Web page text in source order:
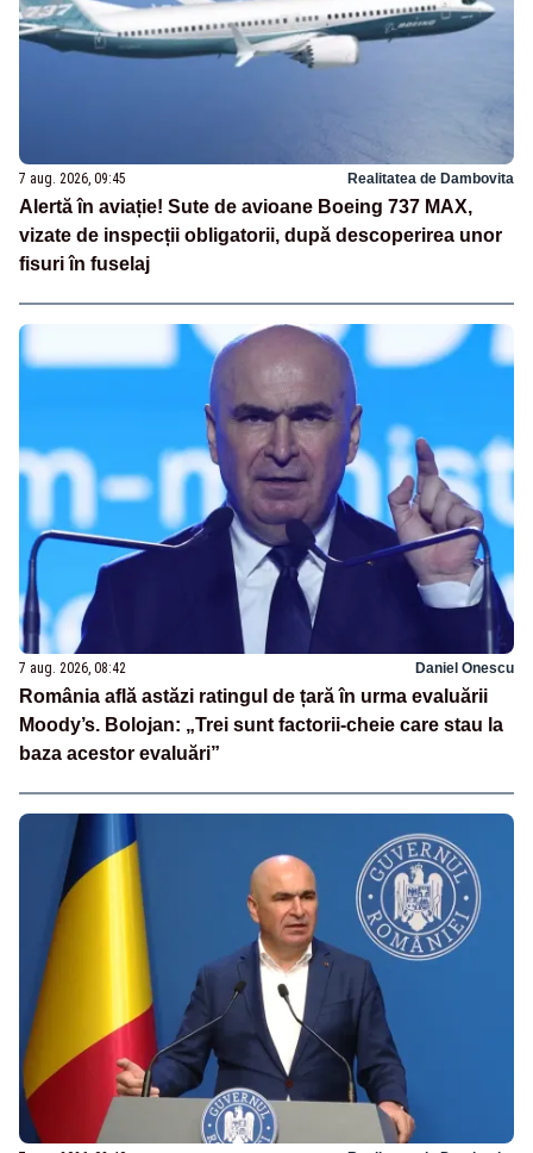
7 aug. 2026, 09:45 Realitatea de Dambovita
Alertă în aviație! Sute de avioane Boeing 737 MAX,
vizate de inspecții obligatorii, după descoperirea unor
fisuri în fuselaj
7 aug. 2026, 08:42 Daniel Onescu
România află astăzi ratingul de țară în urma evaluării
Moody’s. Bolojan: „Trei sunt factorii-cheie care stau la
baza acestor evaluări”